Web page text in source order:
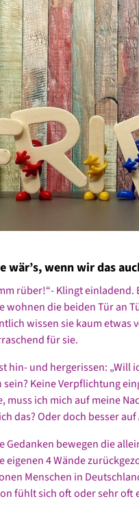
wär’s, wenn wir das
rüber!“- Klingt
wohnen die beiden Tür an
wissen sie kaum etwas
für sie.
hin- und hergerissen: „Will
sein? Keine Verpflichtung
muss ich mich auf meine
das? Oder doch besser
Gedanken bewegen die
eigenen 4 Wände
Menschen in
fühlt sich oft oder sehr oft